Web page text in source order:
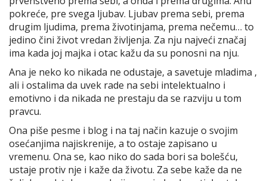
pokreće, pre svega ljubav. Ljubav prema sebi, prema
drugim ljudima, prema životinjama, prema nečemu… to
jedino čini život vredan življenja. Za nju najveći značaj
ima kada joj majka i otac kažu da su ponosni na nju.
Ana je neko ko nikada ne odustaje, a savetuje mladima ,
ali i ostalima da uvek rade na sebi intelektualno i
emotivno i da nikada ne prestaju da se razviju u tom
pravcu.
Ona piše pesme i blog i na taj način kazuje o svojim
osećanjima najiskrenije, a to ostaje zapisano u
vremenu. Ona se, kao niko do sada bori sa bolešću,
ustaje protiv nje i kaže da životu. Za sebe kaže da ne